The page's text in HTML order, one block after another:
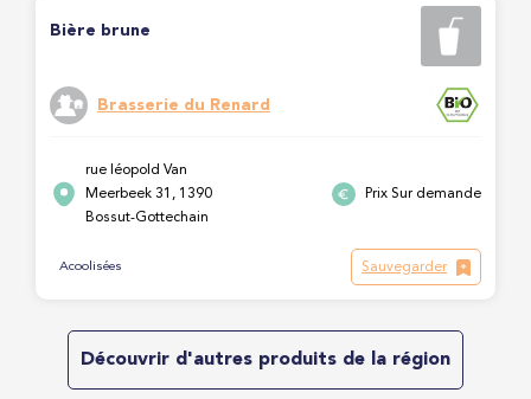
Bière brune
Brasserie du Renard
rue léopold Van
Meerbeek 31, 1390
Bossut-Gottechain
Prix Sur demande
Acoolisées Sauvegarder
Découvrir d'autres produits de la région